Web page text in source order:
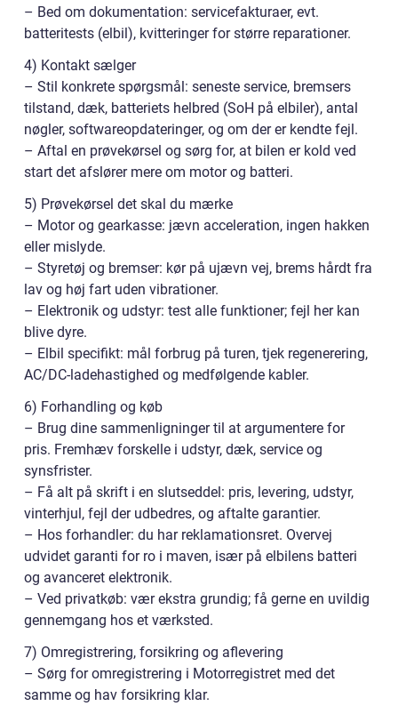
– Bed om dokumentation: servicefakturaer, evt.
batteritests (elbil), kvitteringer for større reparationer.
4) Kontakt sælger
– Stil konkrete spørgsmål: seneste service, bremsers
tilstand, dæk, batteriets helbred (SoH på elbiler), antal
nøgler, softwareopdateringer, og om der er kendte fejl.
– Aftal en prøvekørsel og sørg for, at bilen er kold ved
start det afslører mere om motor og batteri.
5) Prøvekørsel det skal du mærke
– Motor og gearkasse: jævn acceleration, ingen hakken
eller mislyde.
– Styretøj og bremser: kør på ujævn vej, brems hårdt fra
lav og høj fart uden vibrationer.
– Elektronik og udstyr: test alle funktioner; fejl her kan
blive dyre.
– Elbil specifikt: mål forbrug på turen, tjek regenerering,
AC/DC-ladehastighed og medfølgende kabler.
6) Forhandling og køb
– Brug dine sammenligninger til at argumentere for
pris. Fremhæv forskelle i udstyr, dæk, service og
synsfrister.
– Få alt på skrift i en slutseddel: pris, levering, udstyr,
vinterhjul, fejl der udbedres, og aftalte garantier.
– Hos forhandler: du har reklamationsret. Overvej
udvidet garanti for ro i maven, især på elbilens batteri
og avanceret elektronik.
– Ved privatkøb: vær ekstra grundig; få gerne en uvildig
gennemgang hos et værksted.
7) Omregistrering, forsikring og aflevering
– Sørg for omregistrering i Motorregistret med det
samme og hav forsikring klar.